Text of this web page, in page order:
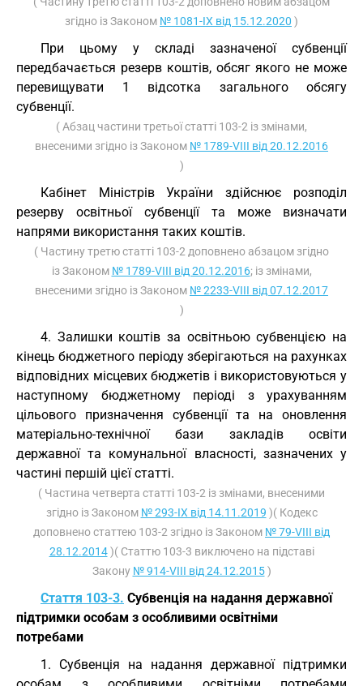
згідно із Законом № 1081-IX від 15.12.2020 )
При цьому у складі зазначеної субвенції
передбачається резерв коштів, обсяг якого не може
перевищувати 1 відсотка загального обсягу
субвенції.
( Абзац частини третьої статті 103-2 із змінами,
внесеними згідно із Законом № 1789-VIII від 20.12.2016
)
Кабінет Міністрів України здійснює розподіл
резерву освітньої субвенції та може визначати
напрями використання таких коштів.
( Частину третю статті 103-2 доповнено абзацом згідно
із Законом № 1789-VIII від 20.12.2016; із змінами,
внесеними згідно із Законом № 2233-VIII від 07.12.2017
)
4. Залишки коштів за освітньою субвенцією на
кінець бюджетного періоду зберігаються на рахунках
відповідних місцевих бюджетів і використовуються у
наступному бюджетному періоді з урахуванням
цільового призначення субвенції та на оновлення
матеріально-технічної бази закладів освіти
державної та комунальної власності, зазначених у
частині першій цієї статті.
( Частина четверта статті 103-2 із змінами, внесеними
згідно із Законом № 293-IX від 14.11.2019 )( Кодекс
доповнено статтею 103-2 згідно із Законом № 79-VIII від
28.12.2014)( Статтю 103-3 виключено на підставі
Закону № 914-VIII від 24.12.2015)
Стаття 103-3. Субвенція на надання державної
підтримки особам з особливими освітніми
потребами
1. Субвенція на надання державної підтримки